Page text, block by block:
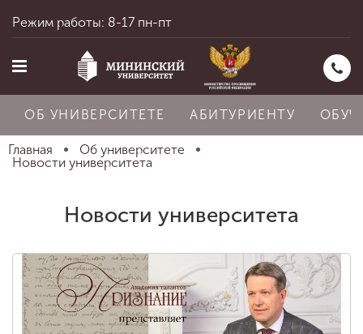
Об университете
Абитуриенту
Режим работы: 8-17 пн-пт
ОБ УНИВЕРСИТЕТЕ АБИТУРИЕНТУ
Главная
Об университете
Новости университета
Новости университета